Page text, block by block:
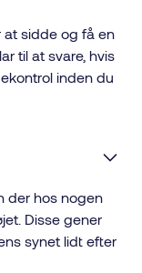
at sidde og få en
til at svare, hvis
inden du
der hos nogen
Disse gener
synet lidt efter